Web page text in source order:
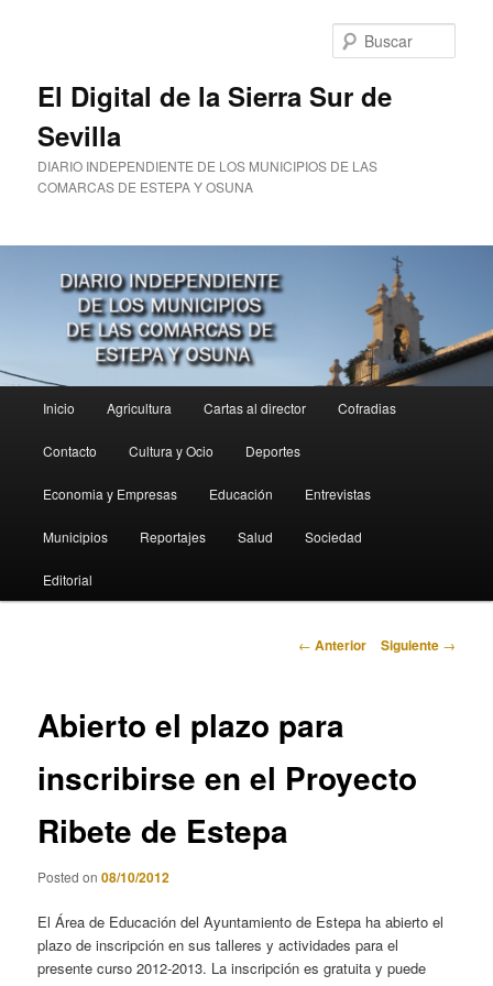
El Digital de la Sierra Sur de
Sevilla
DIARIO INDEPENDIENTE DE LOS MUNICIPIOS DE LAS
COMARCAS DE ESTEPA Y OSUNA
principal
Inicio Agricultura Cartas al director Cofradias
Contacto Cultura y Ocio Deportes
Economia y Empresas Educación Entrevistas
Municipios Reportajes Salud Sociedad
Editorial
Navegación
← Anterior Siguiente →
Abierto el plazo para
inscribirse en el Proyecto
Ribete de Estepa
Posted on08/10/2012
El Área de Educación del Ayuntamiento de Estepa ha abierto el
plazo de inscripción en sus talleres y actividades para el
presente curso 2012-2013. La inscripción es gratuita y puede